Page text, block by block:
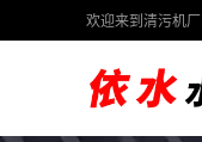
欢迎来到清污机